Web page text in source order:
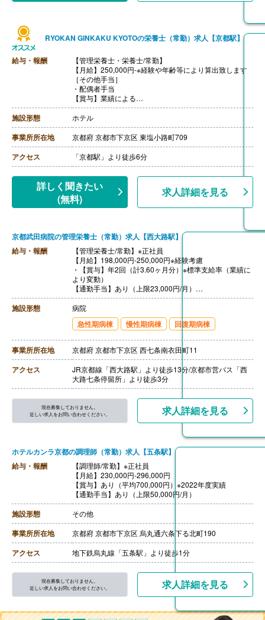
RYOKAN GINKAKU KYOTOの栄養士（常勤）求人【京都駅】
給与・報酬
【管理栄養士・栄養士/常勤】
【月給】250,000円-※経験や年齢等により算出致します
［その他手当］
・配偶者手当
【賞与】業績による
【通勤手当】あり（実費支給）
【昇給】年1回
【退職金】あり※勤続5年以上
施設形態 ホテル
事業所所在地 京都府 京都市下京区 東塩小路町709
アクセス 「京都駅」より徒歩6分
詳しく聞きたい
(無料)
求人詳細を見る
京都武田病院の管理栄養士（常勤）求人【西大路駅】
給与・報酬
【管理栄養士/常勤】※正社員
【月給】198,000円-250,000円※経験考慮
・【賞与】年2回（計3.60ヶ月分）※標準支給率（業績に
より変動）
【通勤手当】あり（上限23,000円/月）
【昇給】年1回※業績により変動
【退職金】あり※勤続3年以上
施設形態 病院
急性期病棟 慢性期病棟 回復期病棟
事業所所在地 京都府 京都市下京区 西七条南衣田町11
アクセス
JR京都線「西大路駅」より徒歩13分/京都市営バス「西
大路七条停留所」より徒歩3分
現在募集しておりません。
近しい求人をお問い合わせください。
求人詳細を見る
ホテルカンラ京都の調理師（常勤）求人【五条駅】
給与・報酬
【調理師/常勤】※正社員
【月給】230,000円-296,000円
【賞与】あり（平均700,000円）※2022年度実績
【通勤手当】あり（上限50,000円/月）
施設形態 その他
事業所所在地 京都府 京都市下京区 烏丸通六条下る北町190
アクセス 地下鉄烏丸線「五条駅」より徒歩1分
現在募集しておりません。
近しい求人をお問い合わせください。
求人詳細を見る